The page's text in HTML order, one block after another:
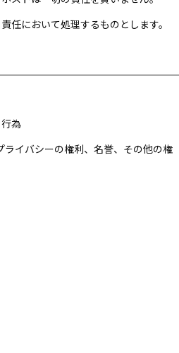
任において処理するものとします。
為
イバシーの権利、名誉、その他の権